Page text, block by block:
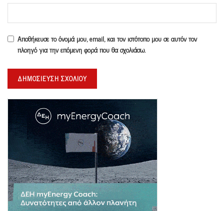
Αποθήκευσε το όνομά μου, email, και τον ιστότοπο μου σε αυτόν τον
πλοηγό για την επόμενη φορά που θα σχολιάσω.